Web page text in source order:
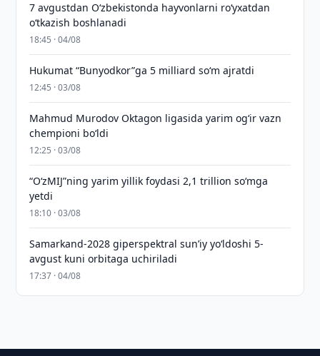
7 avgustdan O‘zbekistonda hayvonlarni ro‘yxatdan
o‘tkazish boshlanadi
18:45 · 04/08
Hukumat “Bunyodkor”ga 5 milliard so‘m ajratdi
12:45 · 03/08
Mahmud Murodov Oktagon ligasida yarim og‘ir vazn
chempioni bo‘ldi
12:25 · 03/08
“O‘zMIJ”ning yarim yillik foydasi 2,1 trillion so‘mga
yetdi
18:10 · 03/08
Samarkand-2028 giperspektral sun’iy yo‘ldoshi 5-
avgust kuni orbitaga uchiriladi
17:37 · 04/08